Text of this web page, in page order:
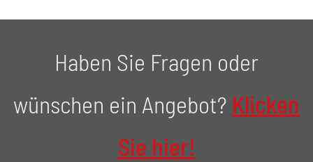
Haben Sie Fragen oder
wünschen ein Angebot? Klicken
Sie hier!